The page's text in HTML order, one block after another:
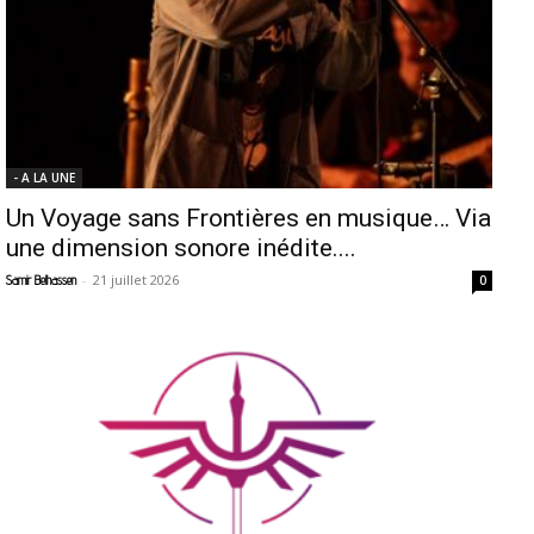
- A LA UNE
Un Voyage sans Frontières en musique… Via
une dimension sonore inédite....
Samir Belhassen - 21 juillet 2026 0